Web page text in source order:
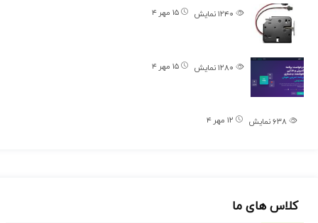
۱۵ مهر ۴ نمایش
۱۵ مهر ۴ نمایش
۱۲ مهر ۴ نمایش
کلاس های ما